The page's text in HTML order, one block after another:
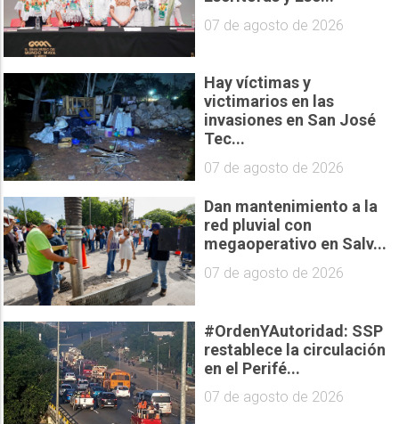
07 de agosto de 2026
Hay víctimas y
victimarios en las
invasiones en San José
Tec...
07 de agosto de 2026
Dan mantenimiento a la
red pluvial con
megaoperativo en Salv...
07 de agosto de 2026
#OrdenYAutoridad: SSP
restablece la circulación
en el Perifé...
07 de agosto de 2026